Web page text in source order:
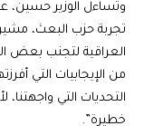
وتساءل الوزير حسين،
تجربة حزب البعث،
العراقية لتجنب بعض
من الإيجابيات التي
التحديات التي
خطيرة”.